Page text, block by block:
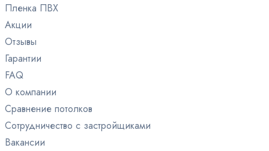
Пленка ПВХ
Акции
Отзывы
Гарантии
FAQ
О компании
Сравнение потолков
Сотрудничество с застройщиками
Вакансии